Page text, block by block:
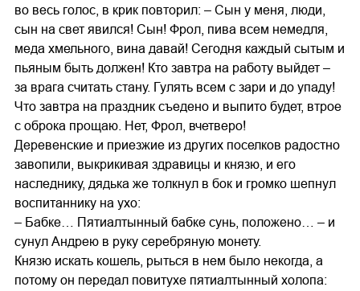
во весь голос, в крик повторил: – Сын у меня, люди,
сын на свет явился! Сын! Фрол, пива всем немедля,
меда хмельного, вина давай! Сегодня каждый сытым и
пьяным быть должен! Кто завтра на работу выйдет –
за врага считать стану. Гулять всем с зари и до упаду!
Что завтра на праздник съедено и выпито будет, втрое
с оброка прощаю. Нет, Фрол, вчетверо!
Деревенские и приезжие из других поселков радостно
завопили, выкрикивая здравицы и князю, и его
наследнику, дядька же толкнул в бок и громко шепнул
воспитаннику на ухо:
– Бабке… Пятиалтынный бабке сунь, положено… – и
сунул Андрею в руку серебряную монету.
Князю искать кошель, рыться в нем было некогда, а
потому он передал повитухе пятиалтынный холопа: